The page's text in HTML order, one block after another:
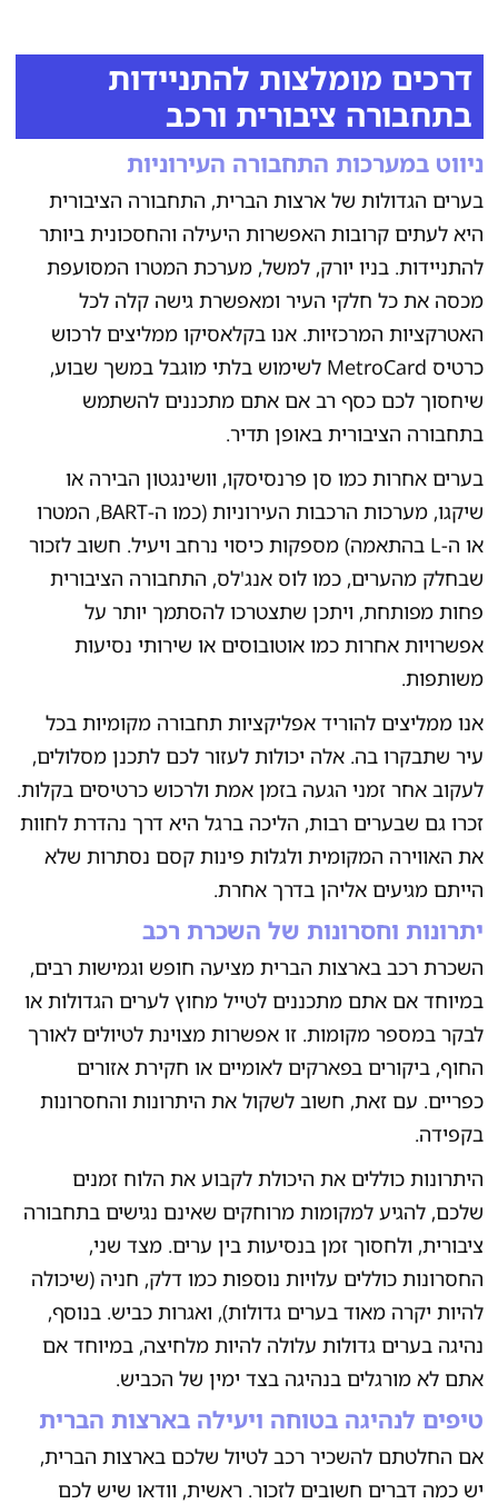
דרכים מומלצות להתניידות
בתחבורה ציבורית ורכב
ניווט במערכות התחבורה העירוניות
בערים הגדולות של ארצות הברית, התחבורה הציבורית
היא לעתים קרובות האפשרות היעילה והחסכונית ביותר
להתניידות. בניו יורק, למשל, מערכת המטרו המסועפת
מכסה את כל חלקי העיר ומאפשרת גישה קלה לכל
האטרקציות המרכזיות. אנו בקלאסיקו ממליצים לרכוש
כרטיס MetroCard לשימוש בלתי מוגבל במשך שבוע,
שיחסוך לכם כסף רב אם אתם מתכננים להשתמש
בתחבורה הציבורית באופן תדיר.
בערים אחרות כמו סן פרנסיסקו, וושינגטון הבירה או
שיקגו, מערכות הרכבות העירוניות (כמו ה-BART, המטרו
או ה-L בהתאמה) מספקות כיסוי נרחב ויעיל. חשוב לזכור
שבחלק מהערים, כמו לוס אנג'לס, התחבורה הציבורית
פחות מפותחת, ויתכן שתצטרכו להסתמך יותר על
אפשרויות אחרות כמו אוטובוסים או שירותי נסיעות
משותפות.
אנו ממליצים להוריד אפליקציות תחבורה מקומיות בכל
עיר שתבקרו בה. אלה יכולות לעזור לכם לתכנן מסלולים,
לעקוב אחר זמני הגעה בזמן אמת ולרכוש כרטיסים בקלות.
זכרו גם שבערים רבות, הליכה ברגל היא דרך נהדרת לחוות
את האווירה המקומית ולגלות פינות קסם נסתרות שלא
הייתם מגיעים אליהן בדרך אחרת.
יתרונות וחסרונות של השכרת רכב
השכרת רכב בארצות הברית מציעה חופש וגמישות רבים,
במיוחד אם אתם מתכננים לטייל מחוץ לערים הגדולות או
לבקר במספר מקומות. זו אפשרות מצוינת לטיולים לאורך
החוף, ביקורים בפארקים לאומיים או חקירת אזורים
כפריים. עם זאת, חשוב לשקול את היתרונות והחסרונות
בקפידה.
היתרונות כוללים את היכולת לקבוע את הלוח זמנים
שלכם, להגיע למקומות מרוחקים שאינם נגישים בתחבורה
ציבורית, ולחסוך זמן בנסיעות בין ערים. מצד שני,
החסרונות כוללים עלויות נוספות כמו דלק, חניה (שיכולה
להיות יקרה מאוד בערים גדולות), ואגרות כביש. בנוסף,
נהיגה בערים גדולות עלולה להיות מלחיצה, במיוחד אם
אתם לא מורגלים בנהיגה בצד ימין של הכביש.
טיפים לנהיגה בטוחה ויעילה בארצות הברית
אם החלטתם להשכיר רכב לטיול שלכם בארצות הברית,
יש כמה דברים חשובים לזכור. ראשית, וודאו שיש לכם